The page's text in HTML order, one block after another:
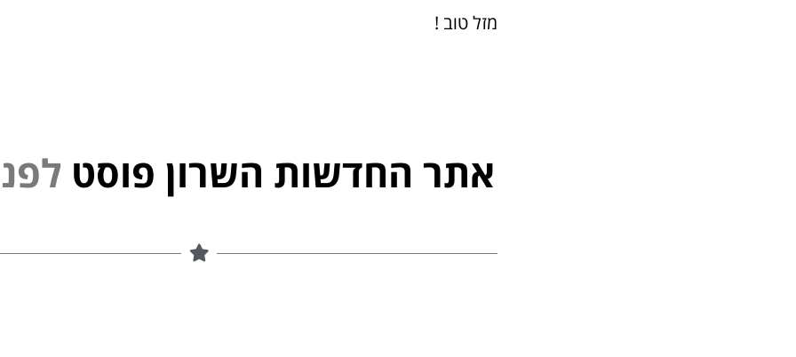
מזל טוב !
אתר החדשות השרון פוסט